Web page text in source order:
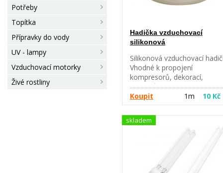
Potřeby
Topítka
Přípravky do vody
UV - lampy
Vzduchovací motorky
Živé rostliny
Hadička vzduchovací
silikonová
Silikonová vzduchovací
Vhodné k propojení
kompresorů, dekorací,
kamínků, opon atd. Rozměr
mm. Pokud si přejete jinou
délku než je uvedena,
do poznámek při potvrzení
objednávky.
Koupit 1m 10 Kč
skladem